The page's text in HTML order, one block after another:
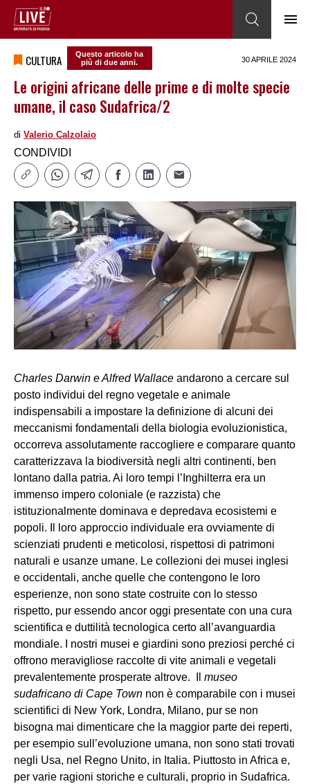
CULTURA
Questo articolo ha
più di due anni.
30 APRILE 2024
Le origini africane delle prime e di molte specie
umane, il caso Sudafrica/2
di Valerio Calzolaio
CONDIVIDI
Charles Darwin e Alfred Wallace andarono a cercare sul
posto individui del regno vegetale e animale
indispensabili a impostare la definizione di alcuni dei
meccanismi fondamentali della biologia evoluzionistica,
occorreva assolutamente raccogliere e comparare quanto
caratterizzava la biodiversità negli altri continenti, ben
lontano dalla patria. Ai loro tempi l’Inghilterra era un
immenso impero coloniale (e razzista) che
istituzionalmente dominava e depredava ecosistemi e
popoli. Il loro approccio individuale era ovviamente di
scienziati prudenti e meticolosi, rispettosi di patrimoni
naturali e usanze umane. Le collezioni dei musei inglesi
e occidentali, anche quelle che contengono le loro
esperienze, non sono state costruite con lo stesso
rispetto, pur essendo ancor oggi presentate con una cura
scientifica e duttilità tecnologica certo all’avanguardia
mondiale. I nostri musei e giardini sono preziosi perché ci
offrono meravigliose raccolte di vite animali e vegetali
prevalentemente prosperate altrove. Il museo
sudafricano di Cape Town non è comparabile con i musei
scientifici di New York, Londra, Milano, pur se non
bisogna mai dimenticare che la maggior parte dei reperti,
per esempio sull’evoluzione umana, non sono stati trovati
negli Usa, nel Regno Unito, in Italia. Piuttosto in Africa e,
per varie ragioni storiche e culturali, proprio in Sudafrica.